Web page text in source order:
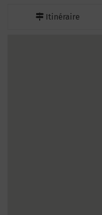
Itinéraire